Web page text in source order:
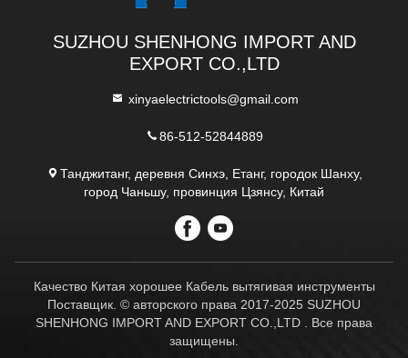
SUZHOU SHENHONG IMPORT AND
EXPORT CO.,LTD
xinyaelectrictools@gmail.com
86-512-52844889
Танджитанг, деревня Синхэ, Етанг, городок Шанху,
город Чаньшу, провинция Цзянсу, Китай
Качество Китая хорошее Кабель вытягивая инструменты
Поставщик. © авторского права 2017-2025 SUZHOU
SHENHONG IMPORT AND EXPORT CO.,LTD . Все права
защищены.